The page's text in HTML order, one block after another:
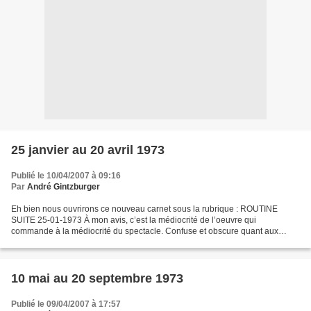
25 janvier au 20 avril 1973
Publié le 10/04/2007 à 09:16
Par André Gintzburger
Eh bien nous ouvrirons ce nouveau carnet sous la rubrique : ROUTINE
SUITE 25-01-1973 À mon avis, c’est la médiocrité de l’oeuvre qui
commande à la médiocrité du spectacle. Confuse et obscure quant aux
10 mai au 20 septembre 1973
Publié le 09/04/2007 à 17:57